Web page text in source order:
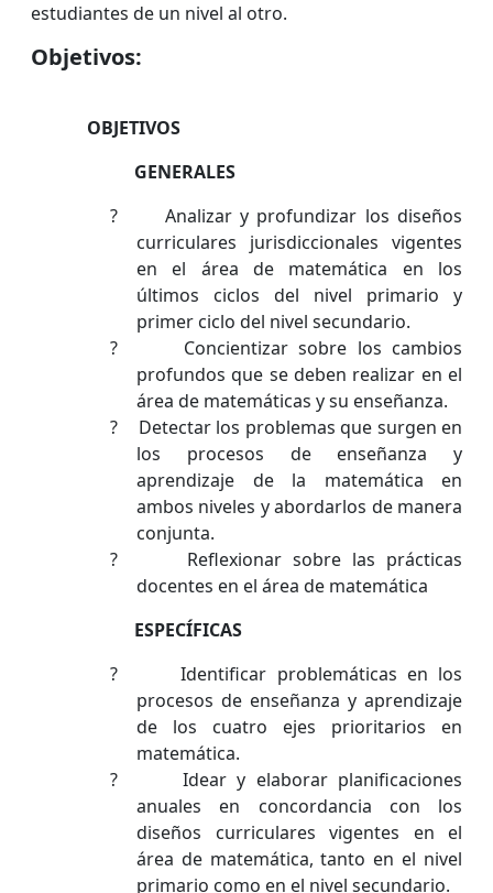
estudiantes de un nivel al otro.
Objetivos:
OBJETIVOS
GENERALES
?
Analizar y profundizar los diseños
curriculares jurisdiccionales vigentes
en el área de matemática en los
últimos ciclos del nivel primario y
primer ciclo del nivel secundario.
?
Concientizar sobre los cambios
profundos que se deben realizar en el
área de matemáticas y su enseñanza.
?
Detectar los problemas que surgen en
los procesos de enseñanza y
aprendizaje de la matemática en
ambos niveles y abordarlos de manera
conjunta.
?
Reflexionar sobre las prácticas
docentes en el área de matemática
ESPECÍFICAS
?
Identificar problemáticas en los
procesos de enseñanza y aprendizaje
de los cuatro ejes prioritarios en
matemática.
?
Idear y elaborar planificaciones
anuales en concordancia con los
diseños curriculares vigentes en el
área de matemática, tanto en el nivel
primario como en el nivel secundario.